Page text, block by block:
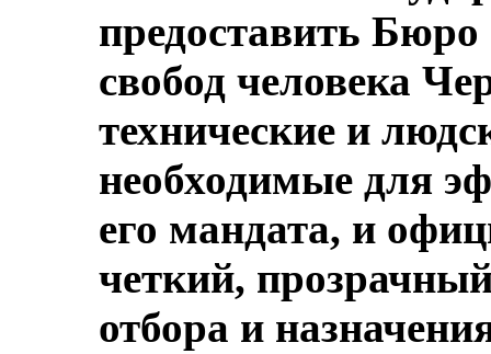
предоставить
свобод человека
технические и
необходимые для
его мандата, и
четкий,
отбора и